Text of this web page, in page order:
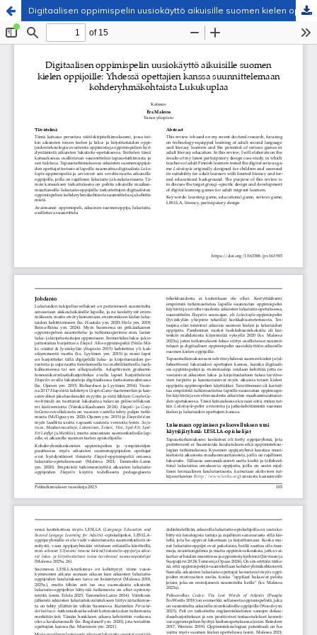
Digitaalisen oppimispelin uusiokäyttö aikuisille suomen kielen oppijoille
Palvelua ylläpitääTieteellisten seurain valtuuskunta